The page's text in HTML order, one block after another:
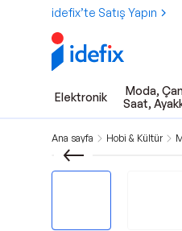
idefix’te Satış Yapın
Elektronik
Moda,
Saat,
Ana sayfa Hobi & Kültür